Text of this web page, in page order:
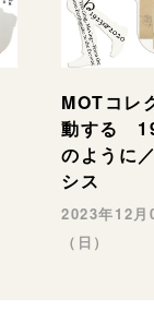
MOTコレ
動する
のように
シス
2023年12
（日）